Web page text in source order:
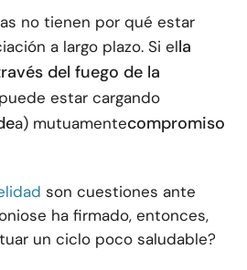
no tienen por qué estar
a largo plazo. Si ella
del fuego de la
estar cargando
a) mutuamentecompromiso
son cuestiones ante
se ha firmado, entonces,
un ciclo poco saludable?